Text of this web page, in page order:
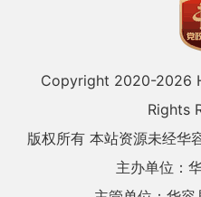
Copyright 2020-2026
Rights
版权所有 本站资源未经华
主办单位：